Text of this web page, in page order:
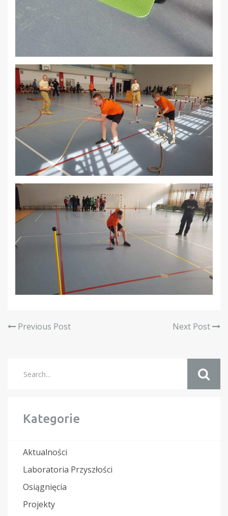
Previous Post Next Post
Kategorie
Aktualności
Laboratoria Przyszłości
Osiągnięcia
Projekty